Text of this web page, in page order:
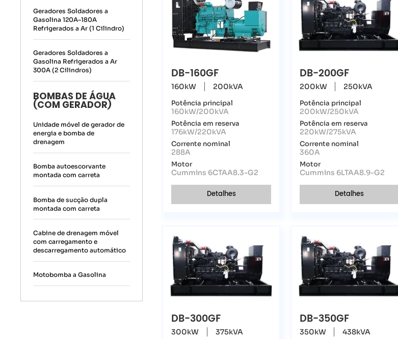
DB-160GF
160kW 200kVA
Potência principal
160kW/200kVA
Potência em reserva
176kW/220kVA
Corrente nominal
288A
Motor
Cummins 6CTAA8.3-G2
Detalhes
DB-200GF
200kW 250kVA
Potência principal
200kW/250kVA
Potência em reserva
220kW/275kVA
Corrente nominal
360A
Motor
Cummins 6LTAA8.9-G2
Detalhes
DB-300GF
300kW 375kVA
DB-350GF
350kW 438kVA
Geradores Soldadores a
Gasolina 120A–180A
Refrigerados a Ar (1 Cilindro)
Geradores Soldadores a
Gasolina Refrigerados a Ar
300A (2 Cilindros)
BOMBAS DE ÁGUA
(COM GERADOR)
Unidade móvel de gerador de
energia e bomba de
drenagem
Bomba autoescorvante
montada com carreta
Bomba de sucção dupla
montada com carreta
Cabine de drenagem móvel
com carregamento e
descarregamento automático
Motobomba a Gasolina